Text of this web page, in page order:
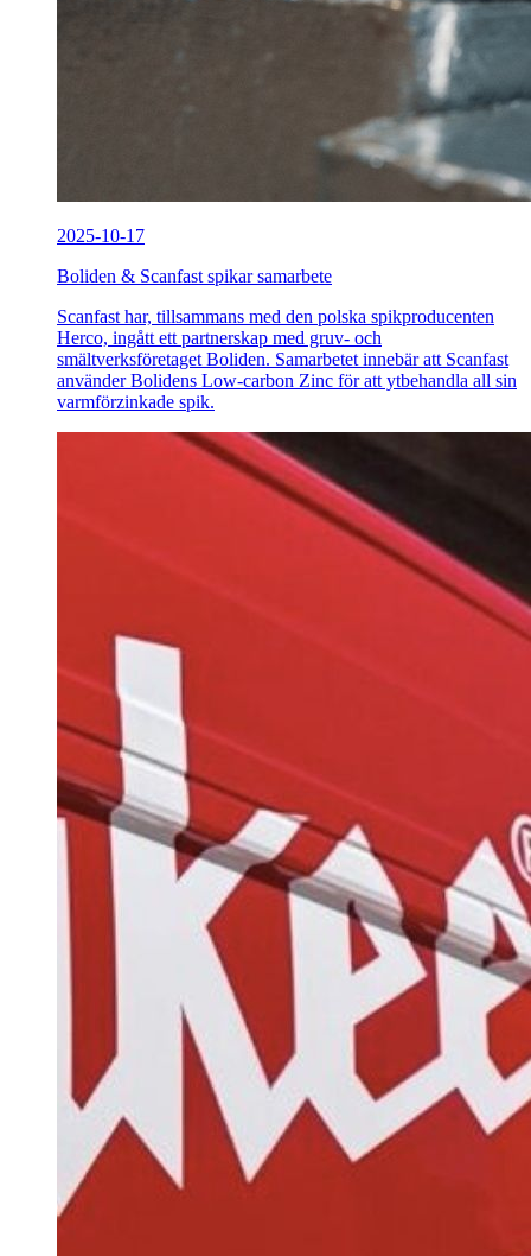
2025-10-17
Boliden & Scanfast spikar samarbete
Scanfast har, tillsammans med den polska spikproducenten
Herco, ingått ett partnerskap med gruv- och
smältverksföretaget Boliden. Samarbetet innebär att Scanfast
använder Bolidens Low-carbon Zinc för att ytbehandla all sin
varmförzinkade spik.